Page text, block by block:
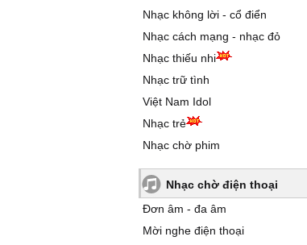
Nhạc không lời - cổ điển
Nhạc cách mạng - nhạc đỏ
Nhạc thiếu nhi
Nhạc trữ tình
Việt Nam Idol
Nhạc trẻ
Nhạc chờ phim
Nhạc chờ điện thoại
Đơn âm - đa âm
Mời nghe điện thoại